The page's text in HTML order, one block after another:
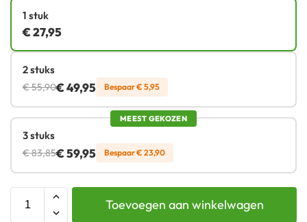
1 stuk
€27,95
2 stuks
€55,90€49,95 Bespaar€ 5,95
MEEST GEKOZEN
3 stuks
€83,85€59,95 Bespaar€ 23,90
Toevoegen aan winkelwagen